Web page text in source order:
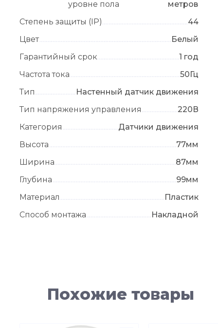
уровне пола
метров
Степень защиты (IP)
44
Цвет
Белый
Гарантийный срок
1 год
Частота тока
50Гц
Тип
Настенный датчик движения
Тип напряжения управления
220В
Категория
Датчики движения
Высота
77мм
Ширина
87мм
Глубина
99мм
Материал
Пластик
Способ монтажа
Накладной
Похожие товары